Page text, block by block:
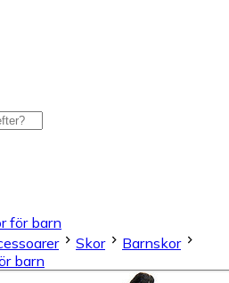
för barn
Skor
Barnskor
barn